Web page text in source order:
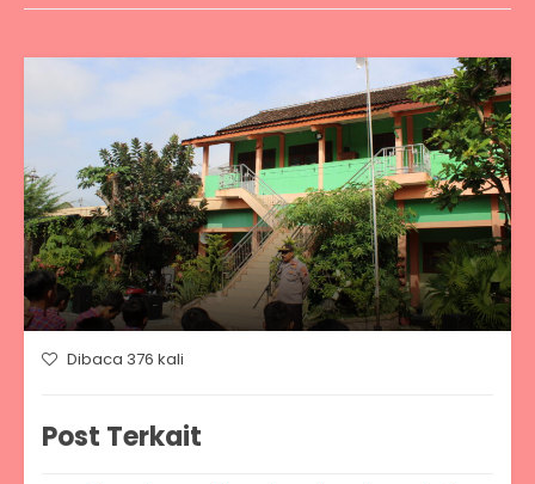
Dibaca 376 kali
Post Terkait